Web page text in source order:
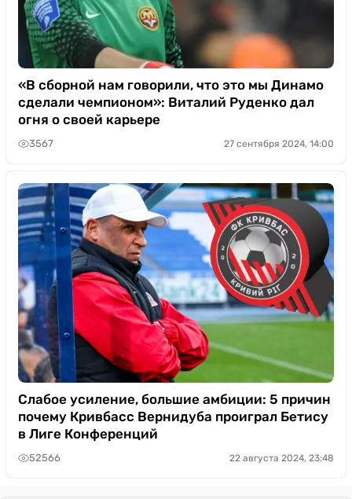
«В сборной нам говорили, что это мы Динамо
сделали чемпионом»: Виталий Руденко дал
огня о своей карьере
3567 27 сентября 2024, 14:00
Слабое усиление, большие амбиции: 5 причин
почему Кривбасс Вернидуба проиграл Бетису
в Лиге Конференций
52566 22 августа 2024, 23:48